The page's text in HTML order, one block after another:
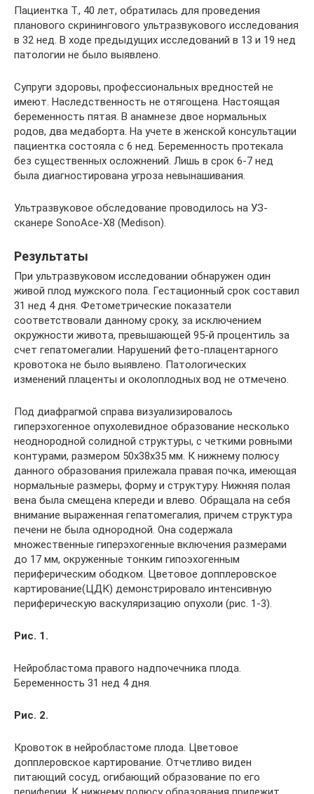
Пациентка Т., 40 лет, обратилась для проведения
планового скринингового ультразвукового исследования
в 32 нед. В ходе предыдущих исследований в 13 и 19 нед
патологии не было выявлено.
Супруги здоровы, профессиональных вредностей не
имеют. Наследственность не отягощена. Настоящая
беременность пятая. В анамнезе двое нормальных
родов, два медаборта. На учете в женской консультации
пациентка состояла с 6 нед. Беременность протекала
без существенных осложнений. Лишь в срок 6-7 нед
была диагностирована угроза невынашивания.
Ультразвуковое обследование проводилось на УЗ-
сканере SonoAce-X8 (Medison).
Результаты
При ультразвуковом исследовании обнаружен один
живой плод мужского пола. Гестационный срок составил
31 нед 4 дня. Фетометрические показатели
соответствовали данному сроку, за исключением
окружности живота, превышающей 95-й процентиль за
счет гепатомегалии. Нарушений фето-плацентарного
кровотока не было выявлено. Патологических
изменений плаценты и околоплодных вод не отмечено.
Под диафрагмой справа визуализировалось
гиперэхогенное опухолевидное образование несколько
неоднородной солидной структуры, с четкими ровными
контурами, размером 50x38x35 мм. К нижнему полюсу
данного образования прилежала правая почка, имеющая
нормальные размеры, форму и структуру. Нижняя полая
вена была смещена кпереди и влево. Обращала на себя
внимание выраженная гепатомегалия, причем структура
печени не была однородной. Она содержала
множественные гиперэхогенные включения размерами
до 17 мм, окруженные тонким гипоэхогенным
периферическим ободком. Цветовое допплеровское
картирование(ЦДК) демонстрировало интенсивную
периферическую васкуляризацию опухоли (рис. 1-3).
Рис. 1.
Нейробластома правого надпочечника плода.
Беременность 31 нед 4 дня.
Рис. 2.
Кровоток в нейробластоме плода. Цветовое
допплеровское картирование. Отчетливо виден
питающий сосуд, огибающий образование по его